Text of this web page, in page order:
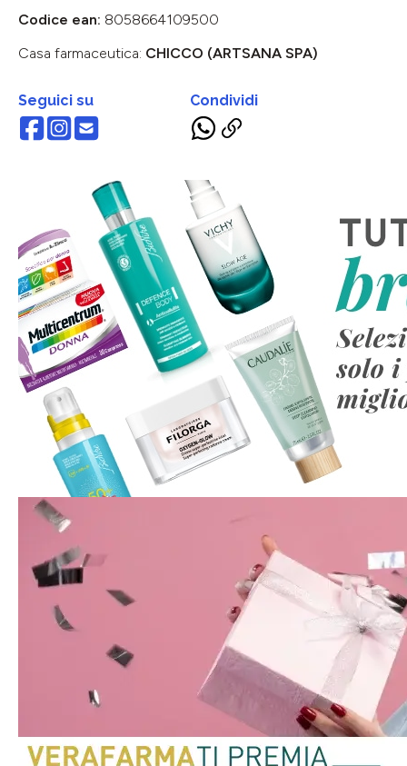
Codice ean: 8058664109500
Casa farmaceutica: CHICCO (ARTSANA SPA)
Seguici su Condividi